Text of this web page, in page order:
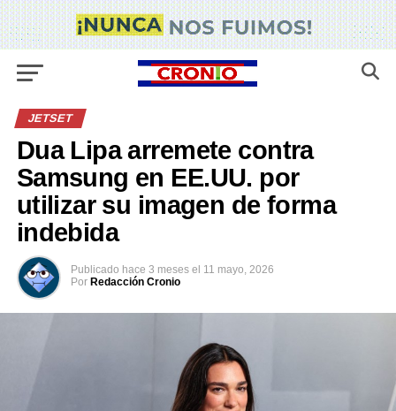
JETSET
Dua Lipa arremete contra
Samsung en EE.UU. por
utilizar su imagen de forma
indebida
Publicado hace 3 meses el 11 mayo, 2026
Por Redacción Cronio